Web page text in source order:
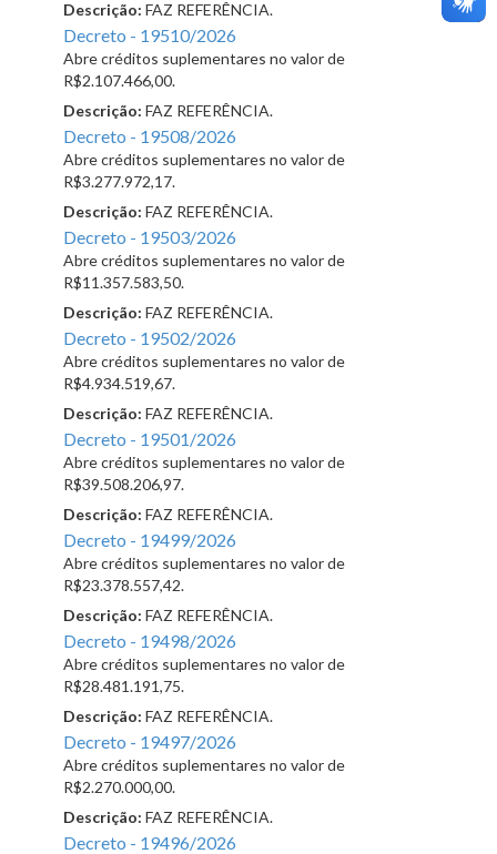
Descrição: FAZ REFERÊNCIA.
Decreto - 19510/2026
Abre créditos suplementares no valor de
R$2.107.466,00.
Descrição: FAZ REFERÊNCIA.
Decreto - 19508/2026
Abre créditos suplementares no valor de
R$3.277.972,17.
Descrição: FAZ REFERÊNCIA.
Decreto - 19503/2026
Abre créditos suplementares no valor de
R$11.357.583,50.
Descrição: FAZ REFERÊNCIA.
Decreto - 19502/2026
Abre créditos suplementares no valor de
R$4.934.519,67.
Descrição: FAZ REFERÊNCIA.
Decreto - 19501/2026
Abre créditos suplementares no valor de
R$39.508.206,97.
Descrição: FAZ REFERÊNCIA.
Decreto - 19499/2026
Abre créditos suplementares no valor de
R$23.378.557,42.
Descrição: FAZ REFERÊNCIA.
Decreto - 19498/2026
Abre créditos suplementares no valor de
R$28.481.191,75.
Descrição: FAZ REFERÊNCIA.
Decreto - 19497/2026
Abre créditos suplementares no valor de
R$2.270.000,00.
Descrição: FAZ REFERÊNCIA.
Decreto - 19496/2026